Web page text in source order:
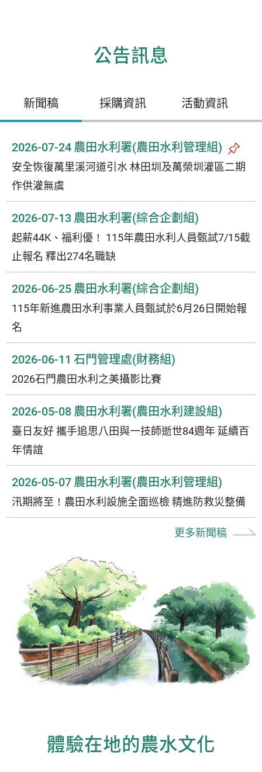
公告訊息
新聞稿 採購資訊 活動資訊
2026-07-24 農田水利署(農田水利管理組)
安全恢復萬里溪河道引水 林田圳及萬榮圳灌區二期
作供灌無虞
2026-07-13 農田水利署(綜合企劃組)
起薪44K、福利優！ 115年農田水利人員甄試7/15截
止報名 釋出274名職缺
2026-06-25 農田水利署(綜合企劃組)
115年新進農田水利事業人員甄試於6月26日開始報
名
2026-06-11 石門管理處(財務組)
2026石門農田水利之美攝影比賽
2026-05-08 農田水利署(農田水利建設組)
臺日友好 攜手追思八田與一技師逝世84週年 延續百
年情誼
2026-05-07 農田水利署(農田水利管理組)
汛期將至！農田水利設施全面巡檢 精進防救災整備
更多新聞稿
體驗在地的農水文化